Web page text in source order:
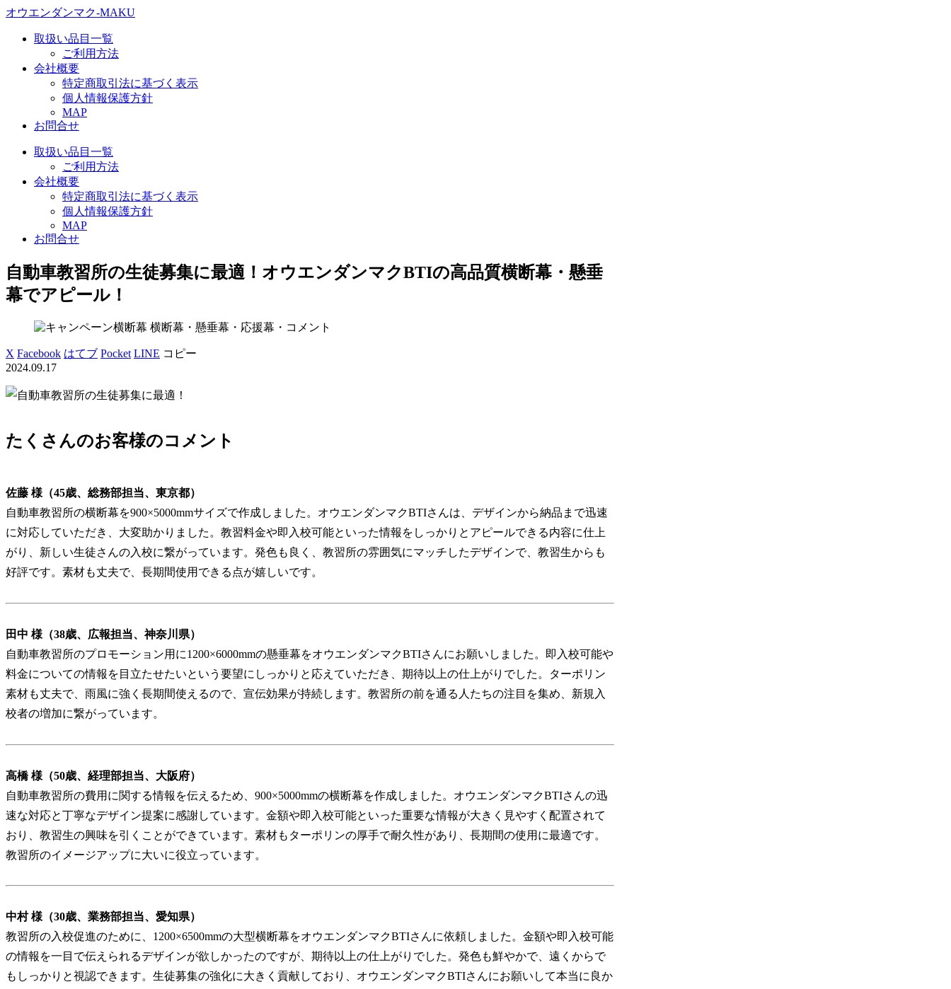
オウエンダンマク-MAKU
取扱い品目一覧
ご利用方法
会社概要
特定商取引法に基づく表示
個人情報保護方針
MAP
お問合せ
取扱い品目一覧
ご利用方法
会社概要
特定商取引法に基づく表示
個人情報保護方針
MAP
お問合せ
自動車教習所の生徒募集に最適！オウエンダンマクBTIの高品質横断幕・懸垂
幕でアピール！
横断幕・懸垂幕・応援幕・コメント
X Facebook はてブ Pocket LINE コピー
2024.09.17
たくさんのお客様のコメント
佐藤 様（45歳、総務部担当、東京都）
自動車教習所の横断幕を900×5000mmサイズで作成しました。オウエンダンマクBTIさんは、デザインから納品まで迅速
に対応していただき、大変助かりました。教習料金や即入校可能といった情報をしっかりとアピールできる内容に仕上
がり、新しい生徒さんの入校に繋がっています。発色も良く、教習所の雰囲気にマッチしたデザインで、教習生からも
好評です。素材も丈夫で、長期間使用できる点が嬉しいです。
田中 様（38歳、広報担当、神奈川県）
自動車教習所のプロモーション用に1200×6000mmの懸垂幕をオウエンダンマクBTIさんにお願いしました。即入校可能や
料金についての情報を目立たせたいという要望にしっかりと応えていただき、期待以上の仕上がりでした。ターポリン
素材も丈夫で、雨風に強く長期間使えるので、宣伝効果が持続します。教習所の前を通る人たちの注目を集め、新規入
校者の増加に繋がっています。
高橋 様（50歳、経理部担当、大阪府）
自動車教習所の費用に関する情報を伝えるため、900×5000mmの横断幕を作成しました。オウエンダンマクBTIさんの迅
速な対応と丁寧なデザイン提案に感謝しています。金額や即入校可能といった重要な情報が大きく見やすく配置されて
おり、教習生の興味を引くことができています。素材もターポリンの厚手で耐久性があり、長期間の使用に最適です。
教習所のイメージアップに大いに役立っています。
中村 様（30歳、業務部担当、愛知県）
教習所の入校促進のために、1200×6500mmの大型横断幕をオウエンダンマクBTIさんに依頼しました。金額や即入校可能
の情報を一目で伝えられるデザインが欲しかったのですが、期待以上の仕上がりでした。発色も鮮やかで、遠くからで
もしっかりと視認できます。生徒募集の強化に大きく貢献しており、オウエンダンマクBTIさんにお願いして本当に良か